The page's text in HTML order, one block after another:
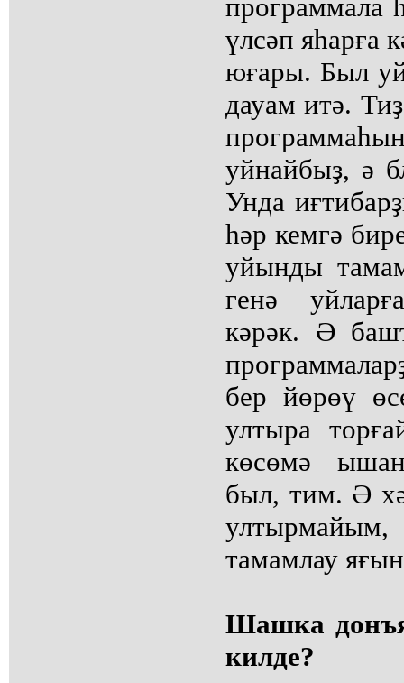
программала
үлсәп яһарға
юғары. Был
дауам итә.
уйнайбыҙ, ә
Унда
һәр кемгә
уйынды
генә
кәрәк. Ә
бер йөрөү
ултыра
көсөмә
был, тим. Ә
тамамлау
Шашка
килде?